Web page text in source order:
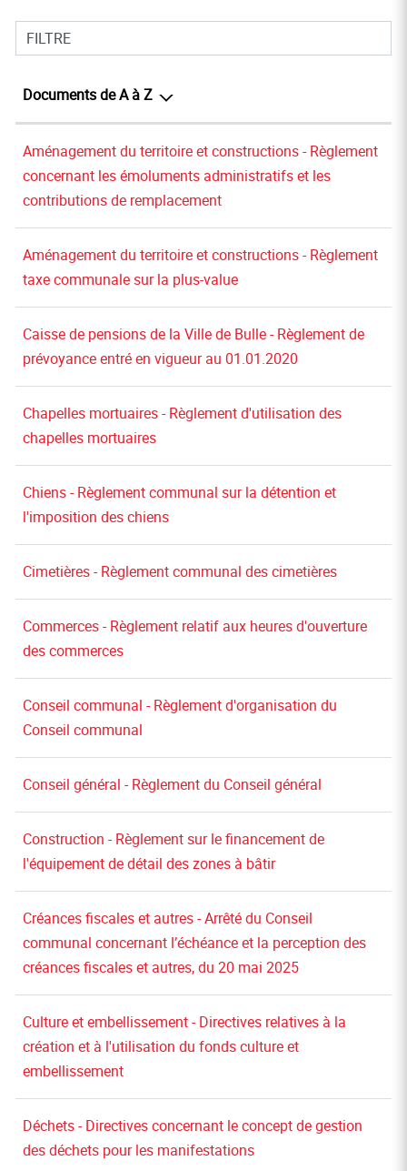
FILTRE
Documents de A à Z
Aménagement du territoire et constructions - Règlement
concernant les émoluments administratifs et les
contributions de remplacement
Aménagement du territoire et constructions - Règlement
taxe communale sur la plus-value
Caisse de pensions de la Ville de Bulle - Règlement de
prévoyance entré en vigueur au 01.01.2020
Chapelles mortuaires - Règlement d'utilisation des
chapelles mortuaires
Chiens - Règlement communal sur la détention et
l'imposition des chiens
Cimetières - Règlement communal des cimetières
Commerces - Règlement relatif aux heures d'ouverture
des commerces
Conseil communal - Règlement d'organisation du
Conseil communal
Conseil général - Règlement du Conseil général
Construction - Règlement sur le financement de
l'équipement de détail des zones à bâtir
Créances fiscales et autres - Arrêté du Conseil
communal concernant l’échéance et la perception des
créances fiscales et autres, du 20 mai 2025
Culture et embellissement - Directives relatives à la
création et à l'utilisation du fonds culture et
embellissement
Déchets - Directives concernant le concept de gestion
des déchets pour les manifestations